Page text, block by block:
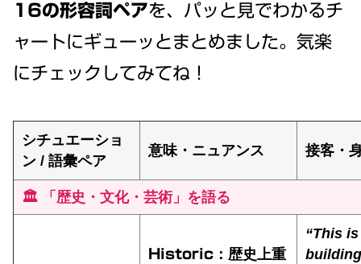
16の形容詞ペアを、パッと見でわかるチ
ャートにギューッとまとめました。気楽
にチェックしてみてね！
シチュエーショ
ン / 語彙ペア
意味・ニュアンス 接客・
🏛️ 「歴史・文化・芸術」を語る
Historic ：歴史上重
“This